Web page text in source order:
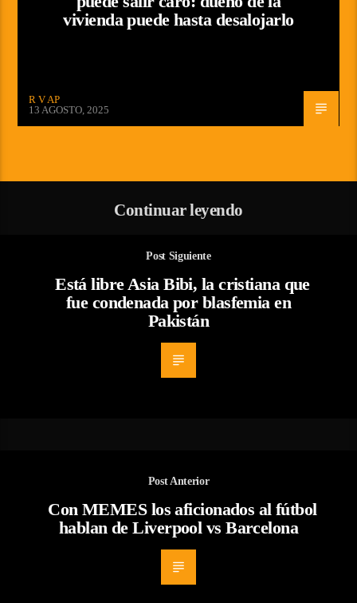
vivienda puede hasta desalojarlo
R V AP
13 AGOSTO, 2025
Continuar leyendo
Post Siguiente
Está libre Asia Bibi, la cristiana que
fue condenada por blasfemia en
Pakistán
Post Anterior
Con MEMES los aficionados al fútbol
hablan de Liverpool vs Barcelona